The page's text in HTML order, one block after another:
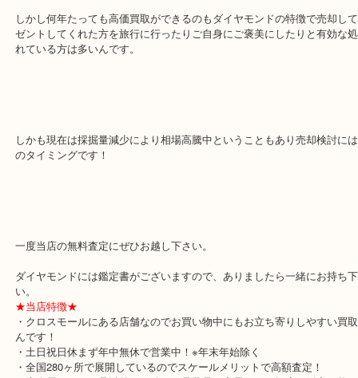
そして現在では爪がないリングが主流となっており時代も古くなっ
す。
しかし何年たっても高価買取ができるのもダイヤモンドの特徴で売
しかも現在は採掘量減少により相場高騰中ということもあり売却検
のタイミングです！